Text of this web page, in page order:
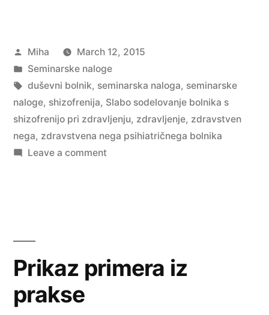
s
shizofrenijo
pri
zdravljenju”
Posted
by
Miha
March 12, 2015
Posted
in
Seminarske naloge
Tags:
duševni bolnik, seminarska naloga, seminarske
naloge, shizofrenija, Slabo sodelovanje bolnika s
shizofrenijo pri zdravljenju, zdravljenje, zdravstven
nega, zdravstvena nega psihiatričnega bolnika
Leave a commenton
zdravljenju
Prikaz primera iz
prakse